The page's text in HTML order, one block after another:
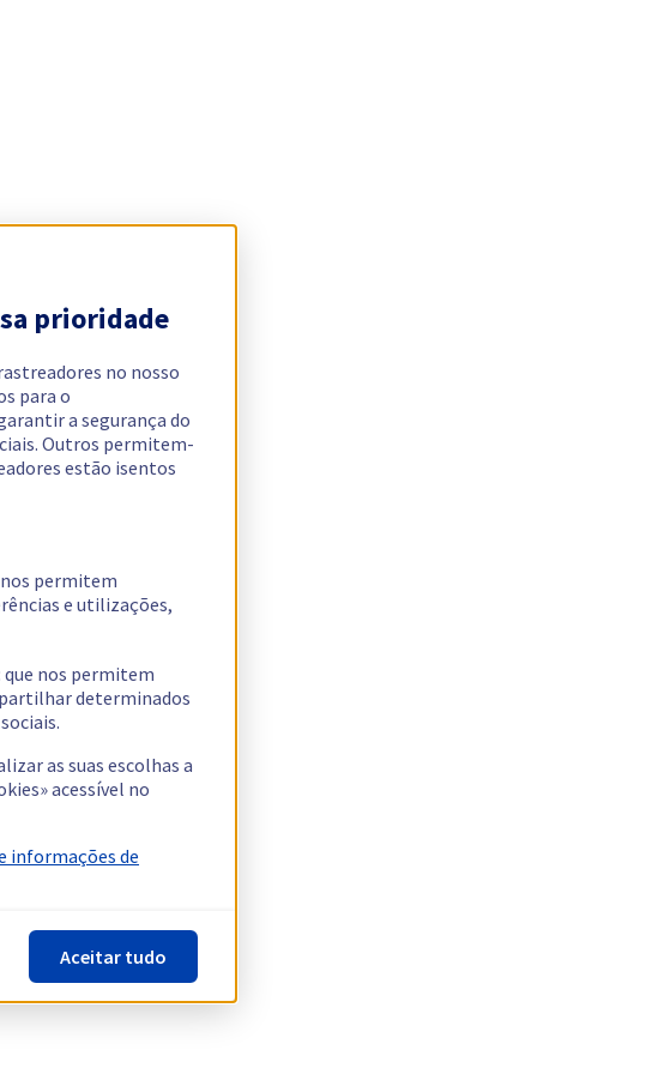
prioridade
no nosso
para o
a segurança do
Outros permitem-
estão isentos
nos permitem
e utilizações,
que nos permitem
determinados
as suas escolhas a
acessível no
informações de
Aceitar tudo